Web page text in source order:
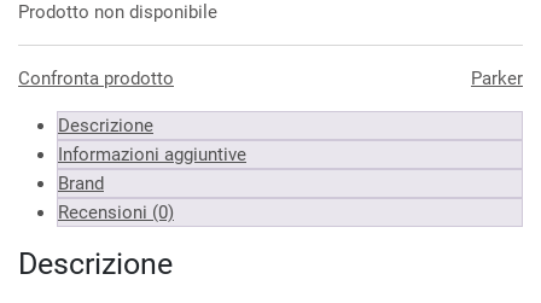
Prodotto non disponibile
Confronta prodotto Parker
Descrizione
Informazioni aggiuntive
Brand
Recensioni (0)
Descrizione